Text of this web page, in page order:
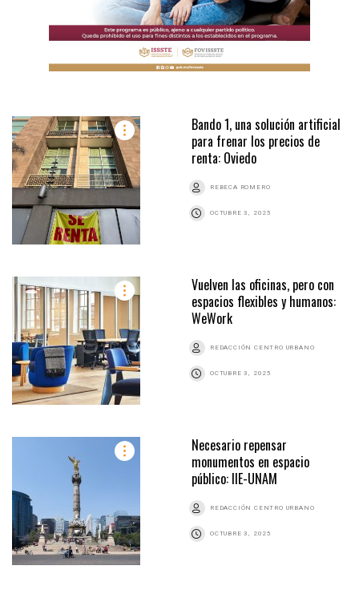
Bando 1, una solución artificial
para frenar los precios de
renta: Oviedo
REBECA ROMERO
OCTUBRE 3, 2025
Vuelven las oficinas, pero con
espacios flexibles y humanos:
WeWork
REDACCIÓN CENTRO URBANO
OCTUBRE 3, 2025
Necesario repensar
monumentos en espacio
público: IIE-UNAM
REDACCIÓN CENTRO URBANO
OCTUBRE 3, 2025